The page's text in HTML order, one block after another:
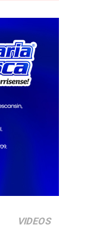
VIDEOS